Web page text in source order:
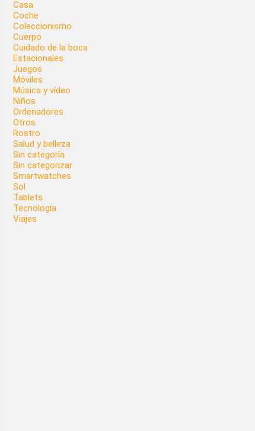
Casa
Coche
Coleccionismo
Cuerpo
Cuidado de la boca
Estacionales
Juegos
Móviles
Música y vídeo
Niños
Ordenadores
Otros
Rostro
Salud y belleza
Sin categoría
Sin categorizar
Smartwatches
Sol
Tablets
Tecnología
Viajes